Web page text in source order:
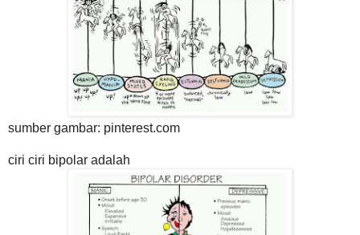
sumber gambar: pinterest.com
ciri ciri bipolar adalah